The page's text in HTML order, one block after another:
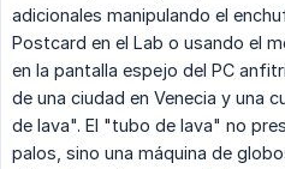
adicionales manipulando el
Postcard en el Lab o usando el
en la pantalla espejo del PC
de una ciudad en Venecia y una
de lava". El "tubo de lava" no
palos, sino una máquina de